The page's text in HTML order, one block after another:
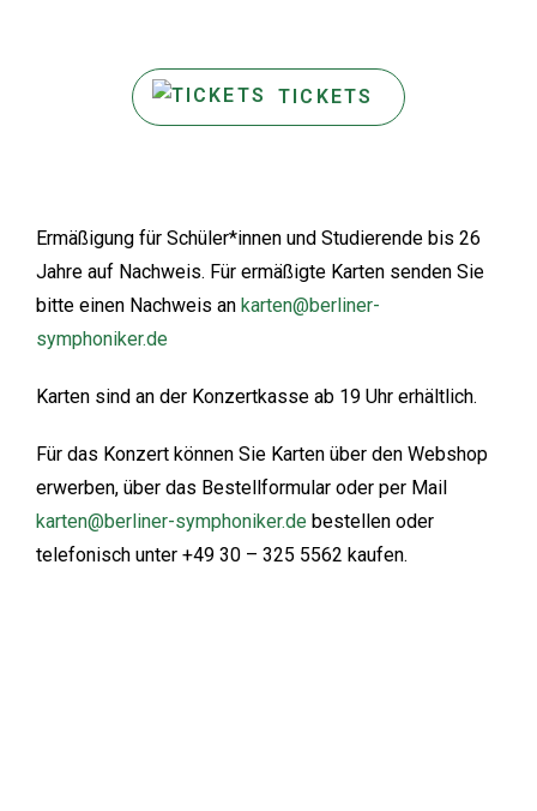
TICKETS
Ermäßigung für Schüler*innen und Studierende bis 26
Jahre auf Nachweis. Für ermäßigte Karten senden Sie
bitte einen Nachweis an karten@berliner-
symphoniker.de
Karten sind an der Konzertkasse ab 19 Uhr erhältlich.
Für das Konzert können Sie Karten über den Webshop
erwerben, über das Bestellformular oder per Mail
karten@berliner-symphoniker.de bestellen oder
telefonisch unter +49 30 – 325 5562 kaufen.